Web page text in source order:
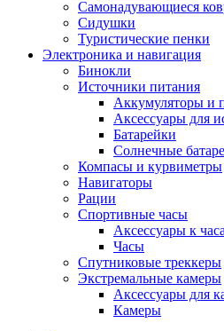
Самонадувающиеся
Сидушки
Туристические пенки
Электроника и навигация
Бинокли
Источники питания
Аккумуляторы и
Аксессуары для
Батарейки
Солнечные
Компасы и курвиметры
Навигаторы
Рации
Спортивные часы
Аксессуары к
Часы
Спутниковые треккеры
Экстремальные камеры
Аксессуары для
Камеры